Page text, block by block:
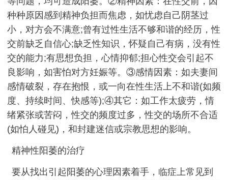
种种原因感到精神负担而焦虑，如忧虑自己阴茎过
小，对方会不满意;曾有过性生活不够和谐的经历，性
交前缺乏自信心;缺乏性知识，怀疑自己有病，没有性
交的能力;有思想负担，心情抑郁;担心性交会引起不
良影响，如害怕对方妊娠等。③感情因素：如夫妻间
感情破裂，存在抱恨，或一向在性生活上不和谐(如频
度、持续时间、快感等);④其它：如工作太疲劳，情
绪紧张或苦闷，性交的频度过多，性交的场所不合适
(如怕人碰见)，和封建迷信或宗教思想的影响。
精神性阳萎的治疗
要从找出引起阳萎的心理因素着手，临症上常见到